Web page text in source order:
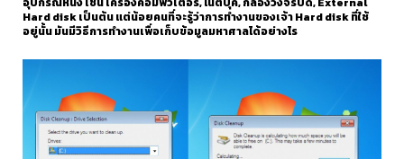
Hard disk เป็นต้น แต่น้อยคนที่จะรู้ว่าการทำงานของเจ้า Hard disk ที่ใช้
อยู่นั้น มันมีวิธีการทำงานเพื่อเก็บข้อมูลมหาศาลได้อย่างไร